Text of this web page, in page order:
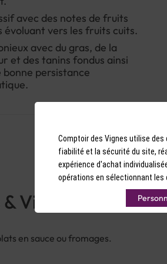
avec des notes de fruits
évoluant vers les fruits cuits.
avec du gras, de la
et des tanins fondus ainsi
bonne persistance
Vins
en sauce ou fromages.
Comptoir des Vignes utilise
fiabilité et la sécurité du site,
expérience d'achat
opérations en sélectionnant les